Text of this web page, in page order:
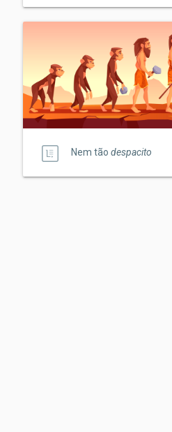
Nem tão despacito